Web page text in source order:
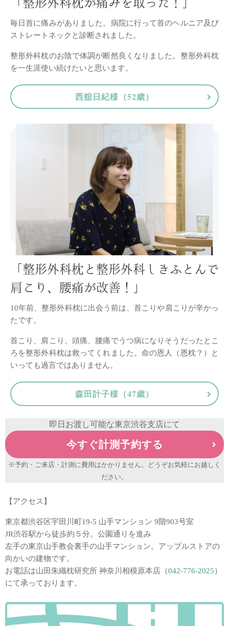
「整形外科枕が痛みを取った！」
毎日首に痛みがありました。病院に行って首のヘルニア及び
ストレートネックと診断されました。
整形外科枕のお陰で体調が断然良くなりました。整形外科枕
を一生涯使い続けたいと思います。
西舘日紀様（52歳）
「整形外科枕と整形外科しきふとんで
肩こり、腰痛が改善！」
10年前、整形外科枕に出会う前は、首こりや肩こりが辛かっ
たです。
首こり、肩こり、頭痛、腰痛でうつ病になりそうだったとこ
ろを整形外科枕は救ってくれました。命の恩人（恩枕？）と
いっても過言ではありません。
森田計子様（47歳）
即日お渡し可能な東京渋谷支店にて
今すぐ計測予約する
※予約・ご来店・計測に費用はかかりません。どうぞお気軽にお越しく
ださい。
【アクセス】
東京都渋谷区宇田川町19-5 山手マンション 9階903号室
JR渋谷駅から徒歩約５分。公園通りを進み
左手の東京山手教会裏手の山手マンション。アップルストアの
向かいの建物です。
お電話は山田朱織枕研究所 神奈川相模原本店（042-776-2025）
にて承っております。